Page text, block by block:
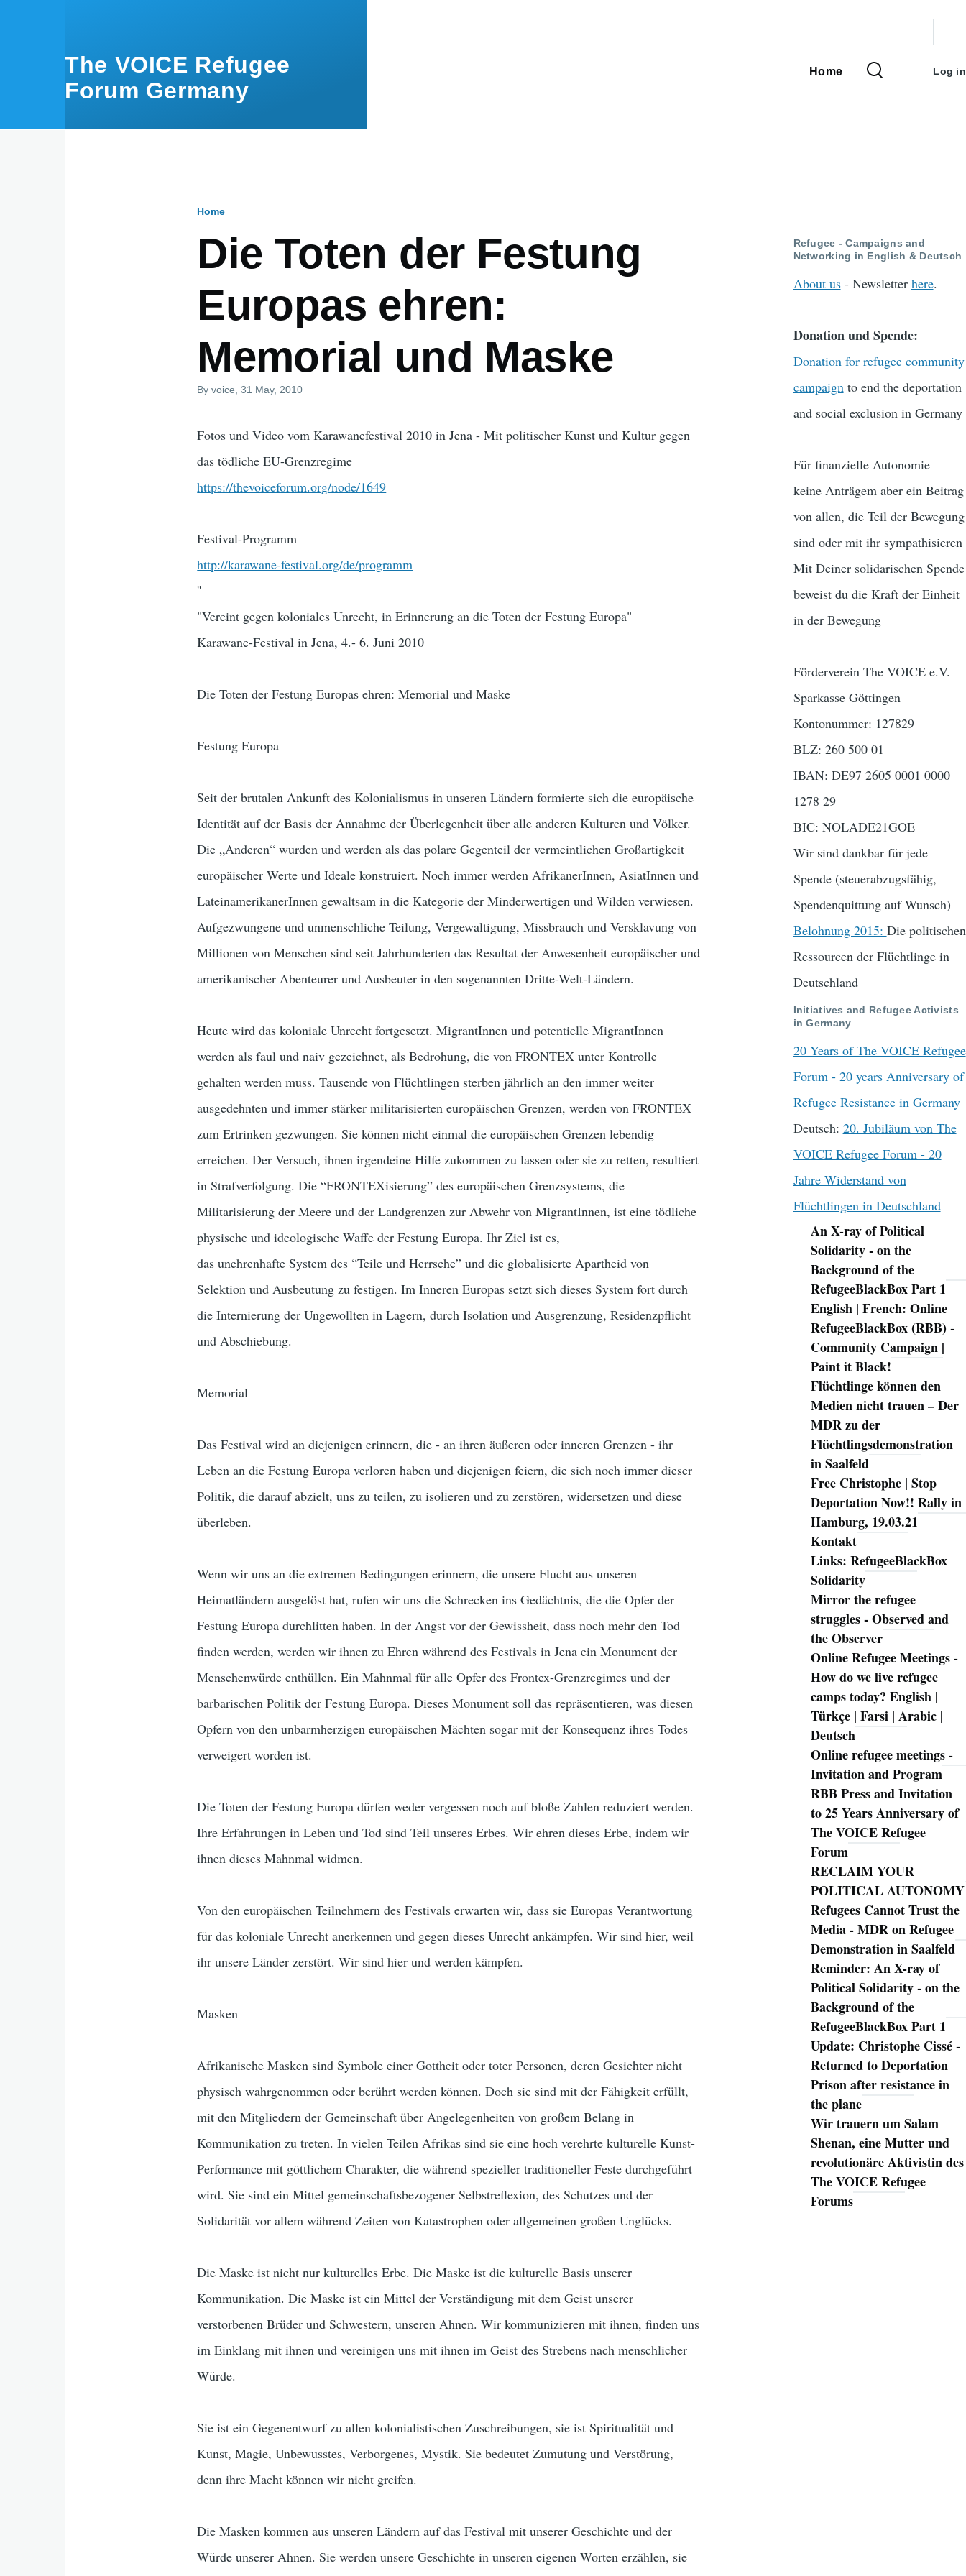
The VOICE Refugee
Forum Germany
Main
Home
menu
Log in
Home
Die Toten der Festung
Europas ehren:
Memorial und Maske
Byvoice , 31 May, 2010
Fotos und Video vom Karawanefestival 2010 in Jena - Mit politischer Kunst und Kultur gegen
das tödliche EU-Grenzregime
https://thevoiceforum.org/node/1649
Festival-Programm
http://karawane-festival.org/de/programm
''
"Vereint gegen koloniales Unrecht, in Erinnerung an die Toten der Festung Europa"
Karawane-Festival in Jena, 4.- 6. Juni 2010
Die Toten der Festung Europas ehren: Memorial und Maske
Festung Europa
Seit der brutalen Ankunft des Kolonialismus in unseren Ländern formierte sich die europäische
Identität auf der Basis der Annahme der Überlegenheit über alle anderen Kulturen und Völker.
Die „Anderen“ wurden und werden als das polare Gegenteil der vermeintlichen Großartigkeit
europäischer Werte und Ideale konstruiert. Noch immer werden AfrikanerInnen, AsiatInnen und
LateinamerikanerInnen gewaltsam in die Kategorie der Minderwertigen und Wilden verwiesen.
Aufgezwungene und unmenschliche Teilung, Vergewaltigung, Missbrauch und Versklavung von
Millionen von Menschen sind seit Jahrhunderten das Resultat der Anwesenheit europäischer und
amerikanischer Abenteurer und Ausbeuter in den sogenannten Dritte-Welt-Ländern.
Heute wird das koloniale Unrecht fortgesetzt. MigrantInnen und potentielle MigrantInnen
werden als faul und naiv gezeichnet, als Bedrohung, die von FRONTEX unter Kontrolle
gehalten werden muss. Tausende von Flüchtlingen sterben jährlich an den immer weiter
ausgedehnten und immer stärker militarisierten europäischen Grenzen, werden von FRONTEX
zum Ertrinken gezwungen. Sie können nicht einmal die europäischen Grenzen lebendig
erreichen. Der Versuch, ihnen irgendeine Hilfe zukommen zu lassen oder sie zu retten, resultiert
in Strafverfolgung. Die “FRONTEXisierung” des europäischen Grenzsystems, die
Militarisierung der Meere und der Landgrenzen zur Abwehr von MigrantInnen, ist eine tödliche
physische und ideologische Waffe der Festung Europa. Ihr Ziel ist es,
das unehrenhafte System des “Teile und Herrsche” und die globalisierte Apartheid von
Selektion und Ausbeutung zu festigen. Im Inneren Europas setzt sich dieses System fort durch
die Internierung der Ungewollten in Lagern, durch Isolation und Ausgrenzung, Residenzpflicht
und Abschiebung.
Memorial
Das Festival wird an diejenigen erinnern, die - an ihren äußeren oder inneren Grenzen - ihr
Leben an die Festung Europa verloren haben und diejenigen feiern, die sich noch immer dieser
Politik, die darauf abzielt, uns zu teilen, zu isolieren und zu zerstören, widersetzen und diese
überleben.
Wenn wir uns an die extremen Bedingungen erinnern, die unsere Flucht aus unseren
Heimatländern ausgelöst hat, rufen wir uns die Schrecken ins Gedächtnis, die die Opfer der
Festung Europa durchlitten haben. In der Angst vor der Gewissheit, dass noch mehr den Tod
finden werden, werden wir ihnen zu Ehren während des Festivals in Jena ein Monument der
Menschenwürde enthüllen. Ein Mahnmal für alle Opfer des Frontex-Grenzregimes und der
barbarischen Politik der Festung Europa. Dieses Monument soll das repräsentieren, was diesen
Opfern von den unbarmherzigen europäischen Mächten sogar mit der Konsequenz ihres Todes
verweigert worden ist.
Die Toten der Festung Europa dürfen weder vergessen noch auf bloße Zahlen reduziert werden.
Ihre Erfahrungen in Leben und Tod sind Teil unseres Erbes. Wir ehren dieses Erbe, indem wir
ihnen dieses Mahnmal widmen.
Von den europäischen Teilnehmern des Festivals erwarten wir, dass sie Europas Verantwortung
für das koloniale Unrecht anerkennen und gegen dieses Unrecht ankämpfen. Wir sind hier, weil
ihr unsere Länder zerstört. Wir sind hier und werden kämpfen.
Masken
Afrikanische Masken sind Symbole einer Gottheit oder toter Personen, deren Gesichter nicht
physisch wahrgenommen oder berührt werden können. Doch sie sind mit der Fähigkeit erfüllt,
mit den Mitgliedern der Gemeinschaft über Angelegenheiten von großem Belang in
Kommunikation zu treten. In vielen Teilen Afrikas sind sie eine hoch verehrte kulturelle Kunst-
Performance mit göttlichem Charakter, die während spezieller traditioneller Feste durchgeführt
wird. Sie sind ein Mittel gemeinschaftsbezogener Selbstreflexion, des Schutzes und der
Solidarität vor allem während Zeiten von Katastrophen oder allgemeinen großen Unglücks.
Die Maske ist nicht nur kulturelles Erbe. Die Maske ist die kulturelle Basis unserer
Kommunikation. Die Maske ist ein Mittel der Verständigung mit dem Geist unserer
verstorbenen Brüder und Schwestern, unseren Ahnen. Wir kommunizieren mit ihnen, finden uns
im Einklang mit ihnen und vereinigen uns mit ihnen im Geist des Strebens nach menschlicher
Würde.
Sie ist ein Gegenentwurf zu allen kolonialistischen Zuschreibungen, sie ist Spiritualität und
Kunst, Magie, Unbewusstes, Verborgenes, Mystik. Sie bedeutet Zumutung und Verstörung,
denn ihre Macht können wir nicht greifen.
Die Masken kommen aus unseren Ländern auf das Festival mit unserer Geschichte und der
Würde unserer Ahnen. Sie werden unsere Geschichte in unseren eigenen Worten erzählen, sie
Refugee - Campaigns and
Networking in English & Deutsch
About us- Newsletter here.
Donation und Spende:
Donation for refugee community
campaignto end the deportation
and social exclusion in Germany
Für finanzielle Autonomie –
keine Anträgem aber ein Beitrag
von allen, die Teil der Bewegung
sind oder mit ihr sympathisieren
Mit Deiner solidarischen Spende
beweist du die Kraft der Einheit
in der Bewegung
Förderverein The VOICE e.V.
Sparkasse Göttingen
Kontonummer: 127829
BLZ: 260 500 01
IBAN: DE97 2605 0001 0000
1278 29
BIC: NOLADE21GOE
Wir sind dankbar für jede
Spende (steuerabzugsfähig,
Spendenquittung auf Wunsch)
Belohnung 2015: Die politischen
Ressourcen der Flüchtlinge in
Deutschland
Initiatives and Refugee Activists
in Germany
20 Years of The VOICE Refugee
Forum - 20 years Anniversary of
Refugee Resistance in Germany
Deutsch: 20. Jubiläum von The
VOICE Refugee Forum - 20
Jahre Widerstand von
Flüchtlingen in Deutschland
Navigation
An X-ray of Political
Solidarity - on the
Background of the
RefugeeBlackBox Part 1
English | French: Online
RefugeeBlackBox (RBB) -
Community Campaign |
Paint it Black!
Flüchtlinge können den
Medien nicht trauen – Der
MDR zu der
Flüchtlingsdemonstration
in Saalfeld
Free Christophe | Stop
Deportation Now!! Rally in
Hamburg, 19.03.21
Kontakt
Links: RefugeeBlackBox
Solidarity
Mirror the refugee
struggles - Observed and
the Observer
Online Refugee Meetings -
How do we live refugee
camps today? English |
Türkçe | Farsi | Arabic |
Deutsch
Online refugee meetings -
Invitation and Program
RBB Press and Invitation
to 25 Years Anniversary of
The VOICE Refugee
Forum
RECLAIM YOUR
POLITICAL AUTONOMY
Refugees Cannot Trust the
Media - MDR on Refugee
Demonstration in Saalfeld
Reminder: An X-ray of
Political Solidarity - on the
Background of the
RefugeeBlackBox Part 1
Update: Christophe Cissé -
Returned to Deportation
Prison after resistance in
the plane
Wir trauern um Salam
Shenan, eine Mutter und
revolutionäre Aktivistin des
The VOICE Refugee
Forums